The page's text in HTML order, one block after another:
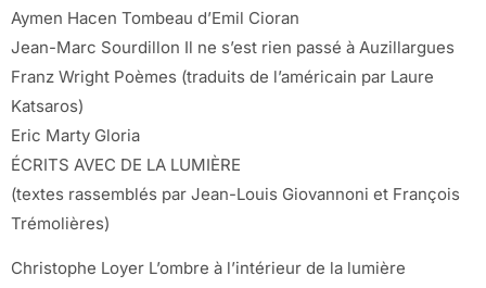
Aymen Hacen Tombeau d’Emil Cioran
Jean-Marc Sourdillon Il ne s’est rien passé à Auzillargues
Franz Wright Poèmes (traduits de l’américain par Laure
Katsaros)
Eric Marty Gloria
ÉCRITS AVEC DE LA LUMIÈRE
(textes rassemblés par Jean-Louis Giovannoni et François
Trémolières)
Christophe Loyer L’ombre à l’intérieur de la lumière